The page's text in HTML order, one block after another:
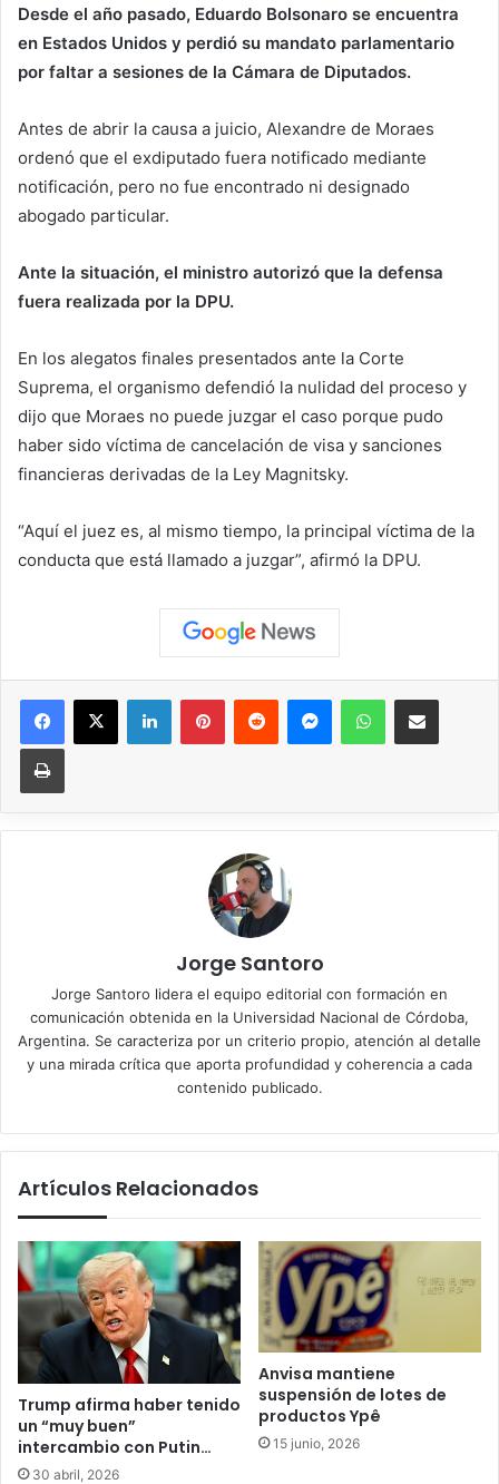
Desde el año pasado, Eduardo Bolsonaro se encuentra
en Estados Unidos y perdió su mandato parlamentario
por faltar a sesiones de la Cámara de Diputados.
Antes de abrir la causa a juicio, Alexandre de Moraes
ordenó que el exdiputado fuera notificado mediante
notificación, pero no fue encontrado ni designado
abogado particular.
Ante la situación, el ministro autorizó que la defensa
fuera realizada por la DPU.
En los alegatos finales presentados ante la Corte
Suprema, el organismo defendió la nulidad del proceso y
dijo que Moraes no puede juzgar el caso porque pudo
haber sido víctima de cancelación de visa y sanciones
financieras derivadas de la Ley Magnitsky.
“Aquí el juez es, al mismo tiempo, la principal víctima de la
conducta que está llamado a juzgar”, afirmó la DPU.
Facebook
X LinkedInPinterestReddit MessengerWhatsAppCompartir vía correo
Imprimir
Jorge Santoro
Jorge Santoro lidera el equipo editorial con formación en
comunicación obtenida en la Universidad Nacional de Córdoba,
Argentina. Se caracteriza por un criterio propio, atención al detalle
y una mirada crítica que aporta profundidad y coherencia a cada
contenido publicado.
Artículos Relacionados
Trump afirma haber tenido
un “muy buen”
intercambio con Putin…
30 abril, 2026
Anvisa mantiene
suspensión de lotes de
productos Ypê
15 junio, 2026